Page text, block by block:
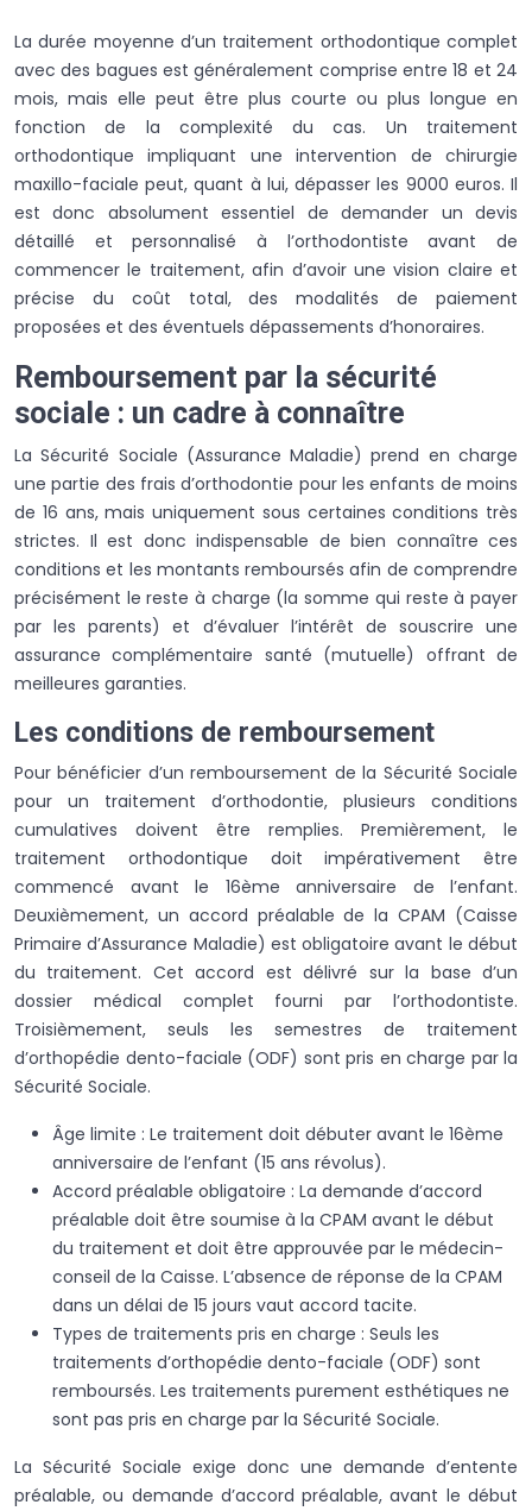
La durée moyenne d’un traitement orthodontique complet
avec des bagues est généralement comprise entre 18 et 24
mois, mais elle peut être plus courte ou plus longue en
fonction de la complexité du cas. Un traitement
orthodontique impliquant une intervention de chirurgie
maxillo-faciale peut, quant à lui, dépasser les 9000 euros. Il
est donc absolument essentiel de demander un devis
détaillé et personnalisé à l’orthodontiste avant de
commencer le traitement, afin d’avoir une vision claire et
précise du coût total, des modalités de paiement
proposées et des éventuels dépassements d’honoraires.
Remboursement par la sécurité
sociale : un cadre à connaître
La Sécurité Sociale (Assurance Maladie) prend en charge
une partie des frais d’orthodontie pour les enfants de moins
de 16 ans, mais uniquement sous certaines conditions très
strictes. Il est donc indispensable de bien connaître ces
conditions et les montants remboursés afin de comprendre
précisément le reste à charge (la somme qui reste à payer
par les parents) et d’évaluer l’intérêt de souscrire une
assurance complémentaire santé (mutuelle) offrant de
meilleures garanties.
Les conditions de remboursement
Pour bénéficier d’un remboursement de la Sécurité Sociale
pour un traitement d’orthodontie, plusieurs conditions
cumulatives doivent être remplies. Premièrement, le
traitement orthodontique doit impérativement être
commencé avant le 16ème anniversaire de l’enfant.
Deuxièmement, un accord préalable de la CPAM (Caisse
Primaire d’Assurance Maladie) est obligatoire avant le début
du traitement. Cet accord est délivré sur la base d’un
dossier médical complet fourni par l’orthodontiste.
Troisièmement, seuls les semestres de traitement
d’orthopédie dento-faciale (ODF) sont pris en charge par la
Sécurité Sociale.
Âge limite : Le traitement doit débuter avant le 16ème
anniversaire de l’enfant (15 ans révolus).
Accord préalable obligatoire : La demande d’accord
préalable doit être soumise à la CPAM avant le début
du traitement et doit être approuvée par le médecin-
conseil de la Caisse. L’absence de réponse de la CPAM
dans un délai de 15 jours vaut accord tacite.
Types de traitements pris en charge : Seuls les
traitements d’orthopédie dento-faciale (ODF) sont
remboursés. Les traitements purement esthétiques ne
sont pas pris en charge par la Sécurité Sociale.
La Sécurité Sociale exige donc une demande d’entente
préalable, ou demande d’accord préalable, avant le début